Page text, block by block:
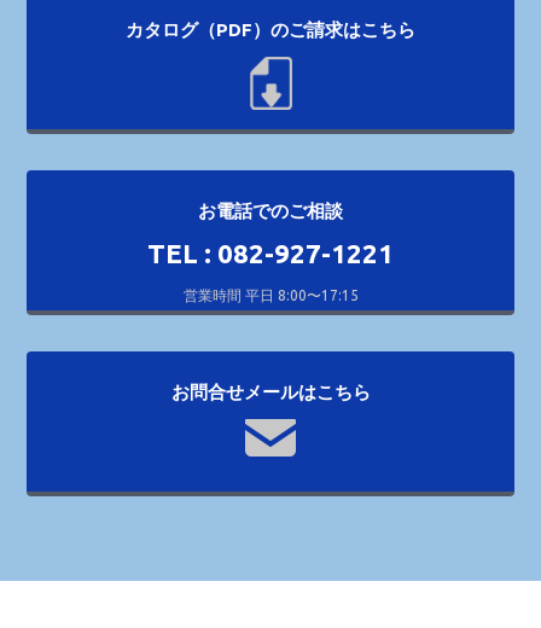
カタログ（PDF）のご請求はこちら
お電話でのご相談
TEL : 082-927-1221
営業時間 平日 8:00〜17:15
お問合せメールはこちら